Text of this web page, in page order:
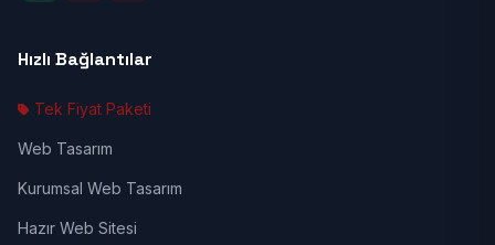
Hızlı Bağlantılar
Tek Fiyat Paketi
Web Tasarım
Kurumsal Web Tasarım
Hazır Web Sitesi